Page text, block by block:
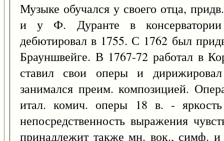
Музыке обучался у своего отца,
и у Ф. Дуранте в
дебютировал в 1755. С 1762 был
Брауншвейге. В 1767-72 работал в
ставил свои оперы и
занимался преим. композицией.
итал. комич. оперы 18 в. -
непосредственность выражения
принадлежит также мн. вок., симф. и